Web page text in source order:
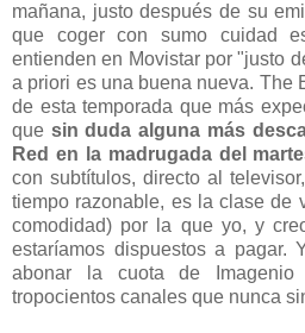
mañana, justo después de su
que coger con sumo cuidad
entienden en Movistar por "justo
a priori es una buena nueva. The
de esta temporada que más
que sin duda alguna más
Red en la madrugada del
con subtítulos, directo al
tiempo razonable, es la clase de
comodidad) por la que yo, y
estaríamos dispuestos a pagar.
abonar la cuota de
tropocientos canales que nunca